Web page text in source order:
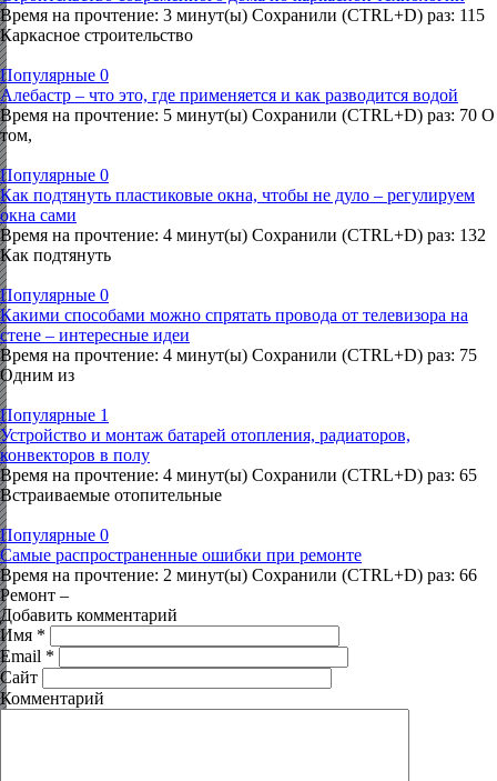
Время на прочтение: 3 минут(ы) Сохранили (CTRL+D) раз: 115
Каркасное строительство
Популярные 0
Алебастр – что это, где применяется и как разводится водой
Время на прочтение: 5 минут(ы) Сохранили (CTRL+D) раз: 70 О
том,
Популярные 0
Как подтянуть пластиковые окна, чтобы не дуло – регулируем
окна сами
Время на прочтение: 4 минут(ы) Сохранили (CTRL+D) раз: 132
Как подтянуть
Популярные 0
Какими способами можно спрятать провода от телевизора на
стене – интересные идеи
Время на прочтение: 4 минут(ы) Сохранили (CTRL+D) раз: 75
Одним из
Популярные 1
Устройство и монтаж батарей отопления, радиаторов,
конвекторов в полу
Время на прочтение: 4 минут(ы) Сохранили (CTRL+D) раз: 65
Встраиваемые отопительные
Популярные 0
Самые распространенные ошибки при ремонте
Время на прочтение: 2 минут(ы) Сохранили (CTRL+D) раз: 66
Ремонт –
Добавить комментарий
Имя *
Email *
Сайт
Комментарий